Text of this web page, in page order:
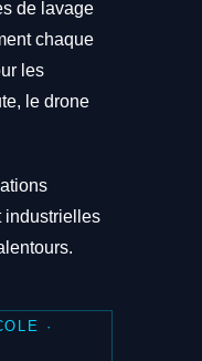
de lavage
chaque
les
le drone
industrielles
·